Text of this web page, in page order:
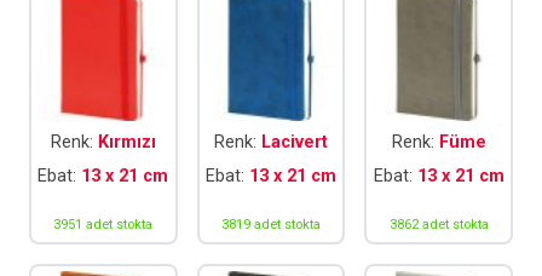
Renk: Kırmızı
Ebat: 13 x 21 cm
3951 adet stokta
Renk: Lacivert
Ebat: 13 x 21 cm
3819 adet stokta
Renk: Füme
Ebat: 13 x 21 cm
3862 adet stokta